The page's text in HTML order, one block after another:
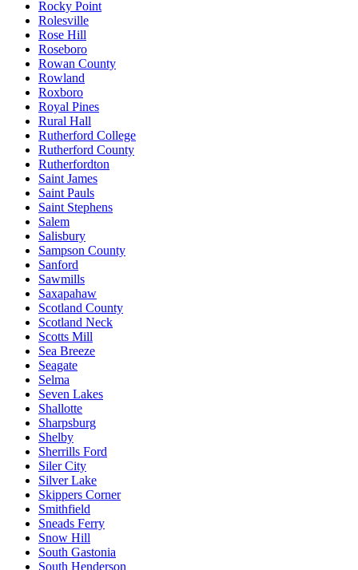
Rocky Point
Rolesville
Rose Hill
Roseboro
Rowan County
Rowland
Roxboro
Royal Pines
Rural Hall
Rutherford College
Rutherford County
Rutherfordton
Saint James
Saint Pauls
Saint Stephens
Salem
Salisbury
Sampson County
Sanford
Sawmills
Saxapahaw
Scotland County
Scotland Neck
Scotts Mill
Sea Breeze
Seagate
Selma
Seven Lakes
Shallotte
Sharpsburg
Shelby
Sherrills Ford
Siler City
Silver Lake
Skippers Corner
Smithfield
Sneads Ferry
Snow Hill
South Gastonia
South Henderson